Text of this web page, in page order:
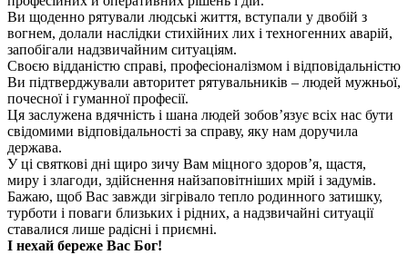
Ви щоденно рятували людські життя, вступали у двобій з
вогнем, долали наслідки стихійних лих і техногенних аварій,
запобігали надзвичайним ситуаціям.
Своєю відданістю справі, професіоналізмом і відповідальністю
Ви підтверджували авторитет рятувальників – людей мужньої,
почесної і гуманної професії.
Ця заслужена вдячність і шана людей зобов’язує всіх нас бути
свідомими відповідальності за справу, яку нам доручила
держава.
У ці святкові дні щиро зичу Вам міцного здоров’я, щастя,
миру і злагоди, здійснення найзаповітніших мрій і задумів.
Бажаю, щоб Вас завжди зігрівало тепло родинного затишку,
турботи і поваги близьких і рідних, а надзвичайні ситуації
ставалися лише радісні і приємні.
І нехай береже Вас Бог!